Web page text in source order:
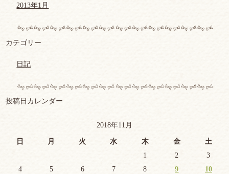
2013年1月
カテゴリー
日記
投稿日カレンダー
2018年11月
日 月 火 水 木 金
土
1
2
3
4
5 6 7 8 9 10